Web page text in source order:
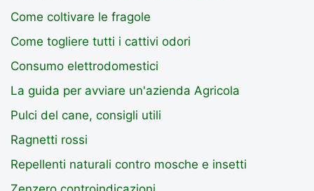
Come coltivare le fragole
Come togliere tutti i cattivi odori
Consumo elettrodomestici
La guida per avviare un'azienda Agricola
Pulci del cane, consigli utili
Ragnetti rossi
Repellenti naturali contro mosche e insetti